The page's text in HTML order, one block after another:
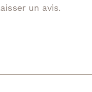
un avis.